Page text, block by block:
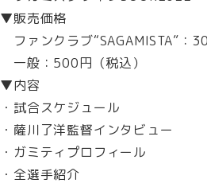
▼販売価格
ファンクラブ“SAGAMISTA”：
一般：500円（税込）
▼内容
・試合スケジュール
・薩川了洋監督インタビュー
・ガミティプロフィール
・全選手紹介